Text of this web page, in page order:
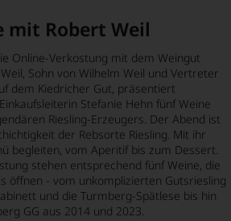
mit Robert Weil
Online-Verkostung mit dem Weingut
Sohn von Wilhelm Weil und Vertreter
dem Kiedricher Gut, präsentiert
Stefanie Hehn fünf Weine
Riesling-Erzeugers. Der Abend ist
der Rebsorte Riesling. Mit ihr
begleiten, vom Aperitif bis zum Dessert.
stehen entsprechend fünf Weine, die
öffnen - vom unkomplizierten Gutsriesling
und die Turmberg-Spätlese bis hin
GG aus 2014 und 2023.